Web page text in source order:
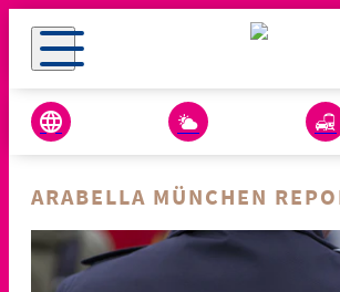
ARABELLA MÜNCHEN